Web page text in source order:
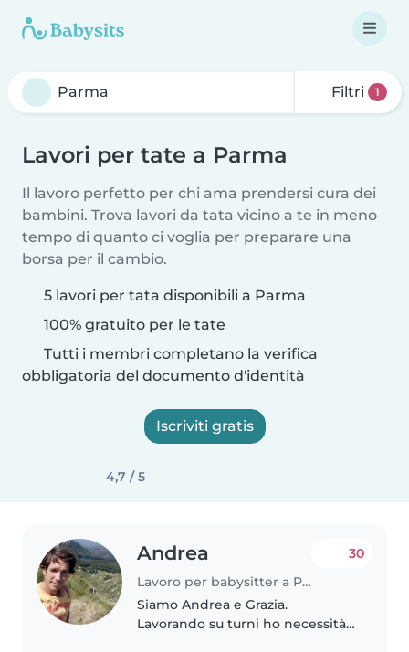
Filtri 1
Lavori per tate a Parma
Il lavoro perfetto per chi ama prendersi cura dei
bambini. Trova lavori da tata vicino a te in meno
tempo di quanto ci voglia per preparare una
borsa per il cambio.
5 lavori per tata disponibili a Parma
100% gratuito per le tate
Tutti i membri completano la verifica
obbligatoria del documento d'identità
Iscriviti gratis
4,7 / 5
Andrea
Lavoro per babysitter a Parma
30
Siamo Andrea e Grazia.
Lavorando su turni ho necessità